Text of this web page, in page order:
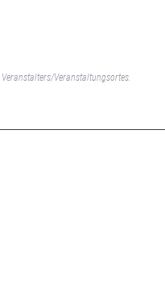
Veranstaltungsortes.